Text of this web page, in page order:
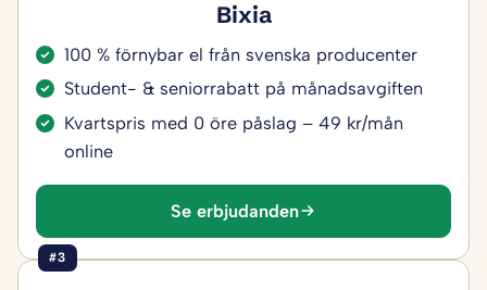
Bixia
100 % förnybar el från svenska producenter
Student- & seniorrabatt på månadsavgiften
Kvartspris med 0 öre påslag – 49 kr/mån
online
Se erbjudanden
#3